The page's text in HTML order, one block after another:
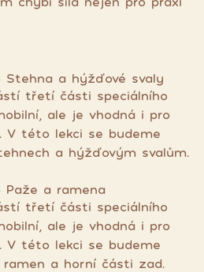
a hýžďové svaly
třetí části speciálního
ale je vhodná i pro
této lekci se budeme
a hýžďovým svalům.
a ramena
třetí části speciálního
ale je vhodná i pro
této lekci se budeme
ramen a horní části zad.